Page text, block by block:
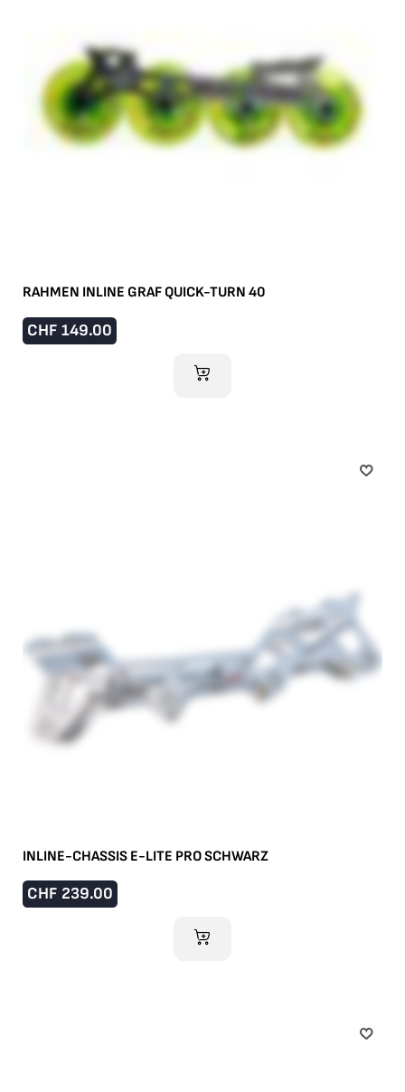
RAHMEN INLINE GRAF QUICK-TURN 40
CHF 149.00
IM WARENKORB
INLINE-CHASSIS E-LITE PRO SCHWARZ
CHF 239.00
IM WARENKORB